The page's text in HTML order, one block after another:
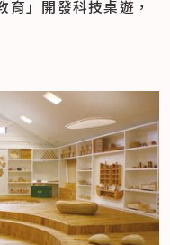
」開發科技桌遊，